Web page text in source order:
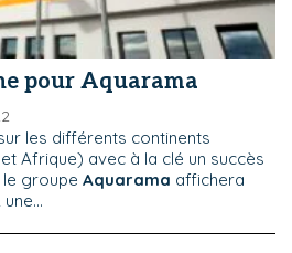
pour Aquarama
les différents continents
Afrique) avec à la clé un succès
groupe Aquarama affichera